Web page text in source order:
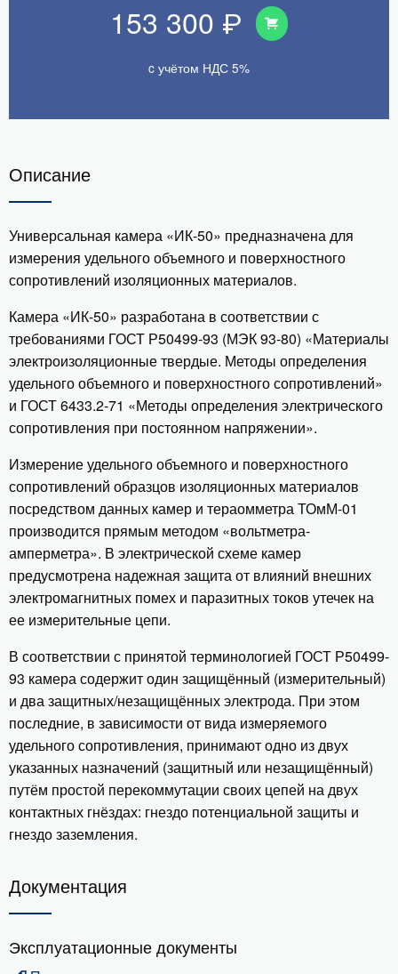
153 300 ₽
c учётом НДС 5%
Описание
Универсальная камера «ИК-50» предназначена для
измерения удельного объемного и поверхностного
сопротивлений изоляционных материалов.
Камера «ИК-50» разработана в соответствии с
требованиями ГОСТ Р50499-93 (МЭК 93-80) «Материалы
электроизоляционные твердые. Методы определения
удельного объемного и поверхностного сопротивлений»
и ГОСТ 6433.2-71 «Методы определения электрического
сопротивления при постоянном напряжении».
Измерение удельного объемного и поверхностного
сопротивлений образцов изоляционных материалов
посредством данных камер и тераомметра ТОмМ-01
производится прямым методом «вольтметра-
амперметра». В электрической схеме камер
предусмотрена надежная защита от влияний внешних
электромагнитных помех и паразитных токов утечек на
ее измерительные цепи.
В соответствии с принятой терминологией ГОСТ Р50499-
93 камера содержит один защищённый (измерительный)
и два защитных/незащищённых электрода. При этом
последние, в зависимости от вида измеряемого
удельного сопротивления, принимают одно из двух
указанных назначений (защитный или незащищённый)
путём простой перекоммутации своих цепей на двух
контактных гнёздах: гнездо потенциальной защиты и
гнездо заземления.
Документация
Эксплуатационные документы